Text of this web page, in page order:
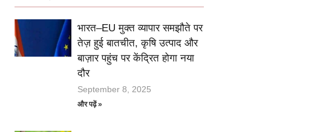
भारत–EU मुक्त व्यापार समझौते पर
तेज़ हुई बातचीत, कृषि उत्पाद और
बाज़ार पहुंच पर केंद्रित होगा नया
दौर
September 8, 2025
और पढ़ें »